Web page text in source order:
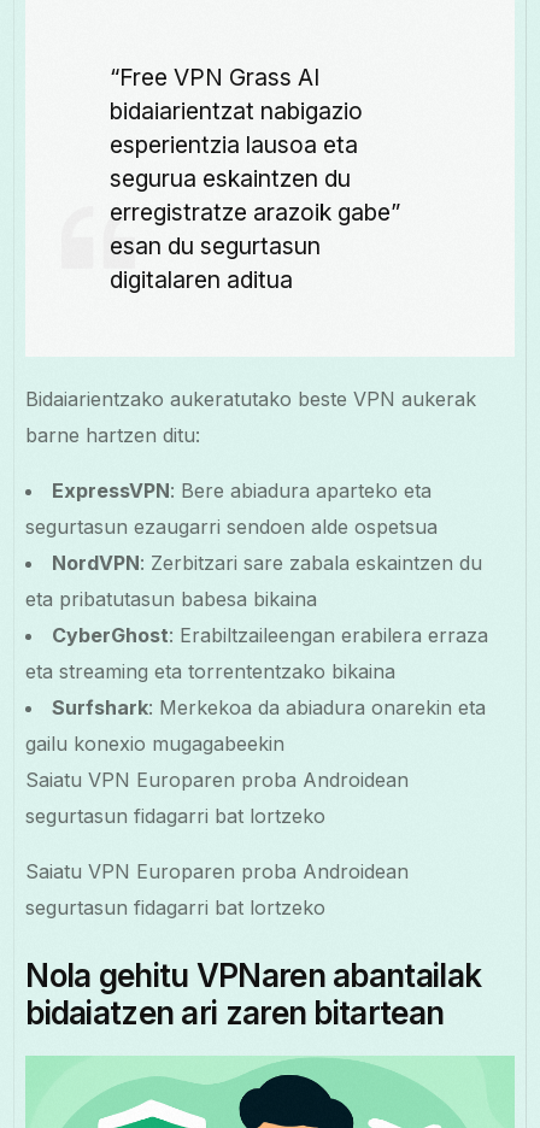
“Free VPN Grass AI
bidaiarientzat nabigazio
esperientzia lausoa eta
segurua eskaintzen du
erregistratze arazoik gabe”
esan du segurtasun
digitalaren aditua
Bidaiarientzako aukeratutako beste VPN aukerak
barne hartzen ditu:
ExpressVPN: Bere abiadura aparteko eta
segurtasun ezaugarri sendoen alde ospetsua
NordVPN: Zerbitzari sare zabala eskaintzen du
eta pribatutasun babesa bikaina
CyberGhost: Erabiltzaileengan erabilera erraza
eta streaming eta torrententzako bikaina
Surfshark: Merkekoa da abiadura onarekin eta
gailu konexio mugagabeekin
Saiatu VPN Europaren proba Androidean
segurtasun fidagarri bat lortzeko
Saiatu VPN Europaren proba Androidean
segurtasun fidagarri bat lortzeko
Nola gehitu VPNaren abantailak
bidaiatzen ari zaren bitartean